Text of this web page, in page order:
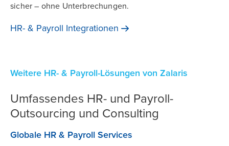
sicher – ohne Unterbrechungen.
HR- & Payroll Integrationen
Weitere HR- & Payroll-Lösungen von Zalaris
Umfassendes HR- und Payroll-
Outsourcing und Consulting
Globale HR & Payroll Services